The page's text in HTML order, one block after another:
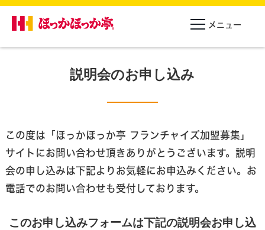
説明会のお申し込み
この度は「ほっかほっか亭 フランチャイズ加盟募集」
サイトにお問い合わせ頂きありがとうございます。 説明
会の申し込みは下記よりお気軽にお申込みください。お
電話でのお問い合わせも受付しております。
このお申し込みフォームは下記の説明会お申し込